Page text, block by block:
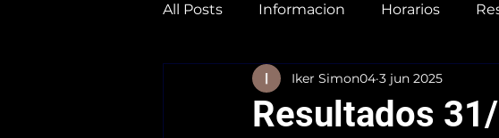
All Posts Informacion Horarios
Resultados
Iker Simon04 3 jun 2025